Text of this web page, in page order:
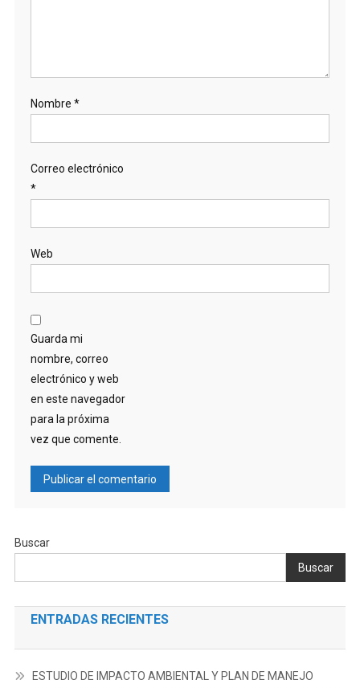
Nombre *
Correo electrónico
*
Web
Guarda mi
nombre, correo
electrónico y web
en este navegador
para la próxima
vez que comente.
Buscar
Buscar
ENTRADAS RECIENTES
ESTUDIO DE IMPACTO AMBIENTAL Y PLAN DE MANEJO